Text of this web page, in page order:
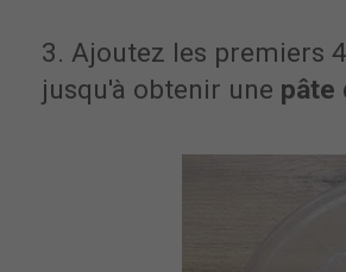
3. Ajoutez les premiers
jusqu'à obtenir une pâte